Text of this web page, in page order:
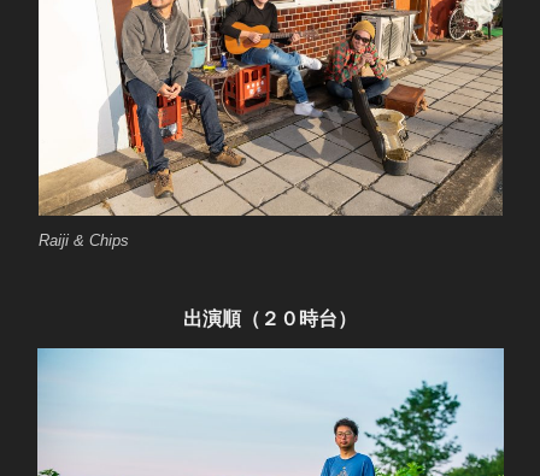
Raiji & Chips
出演順（２０時台）